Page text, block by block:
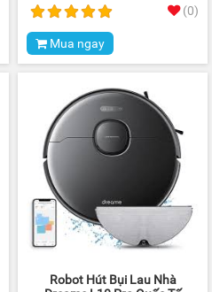
(0)
Mua ngay
Robot Hút Bụi Lau Nhà